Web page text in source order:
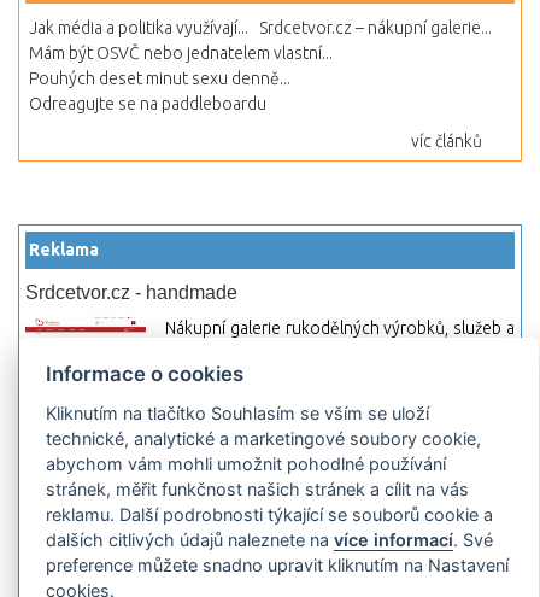
Jak média a politika využívají...
Srdcetvor.cz – nákupní galerie...
Mám být OSVČ nebo jednatelem vlastní...
Pouhých deset minut sexu denně...
Odreagujte se na paddleboardu
víc článků
Reklama
Srdcetvor.cz - handmade
Nákupní galerie rukodělných výrobků, služeb a
začít prodávat nebo jen nakupovat.
Hledej-hosting.cz - webhosting, VPS
hosting
Přehled webhostingových, multihosting a VPS
hosting programů s možností jejich
pokročilého vyhledávání a porovnávání.
Najděte si jednoduše vhodný hosting.
Informace o cookies
Kliknutím na tlačítko Souhlasím se vším se uloží
technické, analytické a marketingové soubory cookie,
abychom vám mohli umožnit pohodlné používání
stránek, měřit funkčnost našich stránek a cílit na vás
reklamu. Další podrobnosti týkající se souborů cookie a
dalších citlivých údajů naleznete navíce informací. Své
preference můžete snadno upravit kliknutím na Nastavení
cookies.